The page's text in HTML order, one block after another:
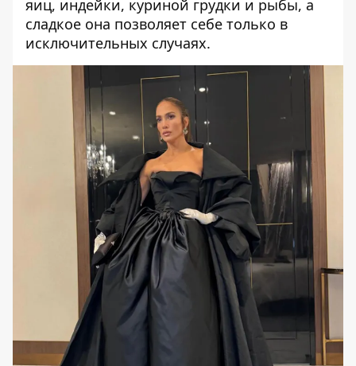
яиц, индейки, куриной грудки и рыбы, а
сладкое она позволяет себе только в
исключительных случаях.